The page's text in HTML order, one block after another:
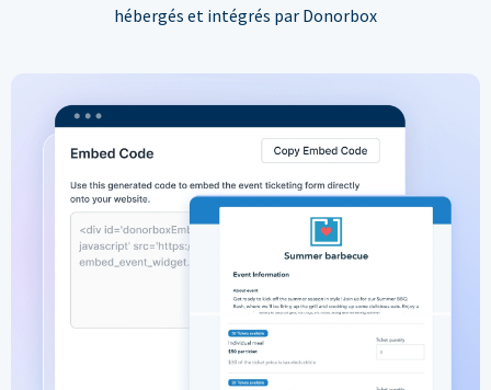
hébergés et intégrés par Donorbox